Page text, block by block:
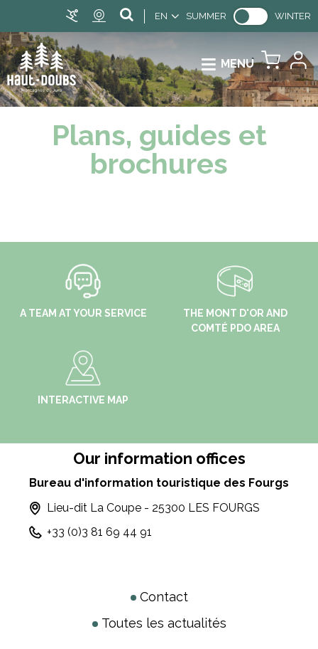
EN SUMMER WINTER
MENU
Plans, guides et
brochures
A TEAM AT YOUR SERVICE
THE MONT D'OR AND
COMTÉ PDO AREA
INTERACTIVE MAP
Our information offices
Bureau d'information touristique des Fourgs
Lieu-dit La Coupe - 25300 LES FOURGS
+33 (0)3 81 69 44 91
Contact
Toutes les actualités